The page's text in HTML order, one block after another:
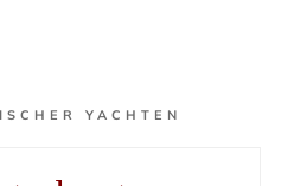
YACHTEN